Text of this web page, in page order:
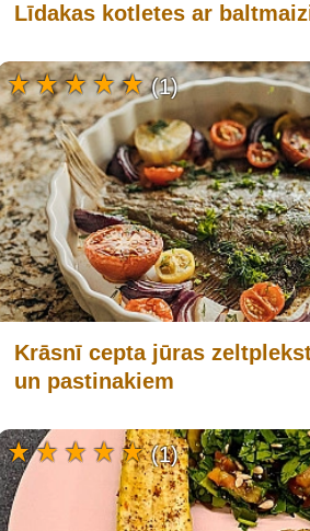
Līdakas kotletes ar
Krāsnī cepta jūras
un pastinakiem
(1)
(1)